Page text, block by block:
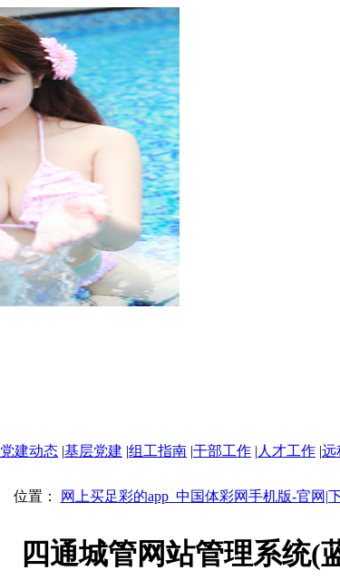
党建动态 |基层党建 |组工指南 |干部工作 | 人才工作 |远
位置： 网上买足彩的app_中国体彩网手机版-官网|
四通城管网站管理系统(